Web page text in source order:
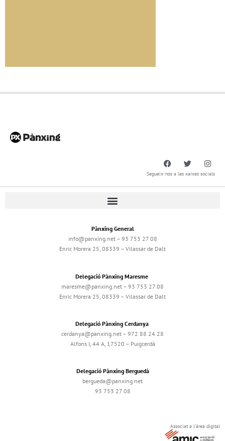
Segueix-nos a les xarxes socials
Pànxing General
info@panxing.net – 93 753 27 08
Enric Morera 25, 08339 – Vilassar de Dalt
Delegació Pànxing Maresme
maresme@panxing.net – 93 753 27 08
Enric Morera 25, 08339 – Vilassar de Dalt
Delegació Pànxing Cerdanya
cerdanya@panxing.net – 972 88 24 28
Alfons I, 44 A, 17520 – Puigcerdà
Delegació Pànxing Berguedà
bergueda@panxing.net
93 753 27 08
Associat a l'àrea digital